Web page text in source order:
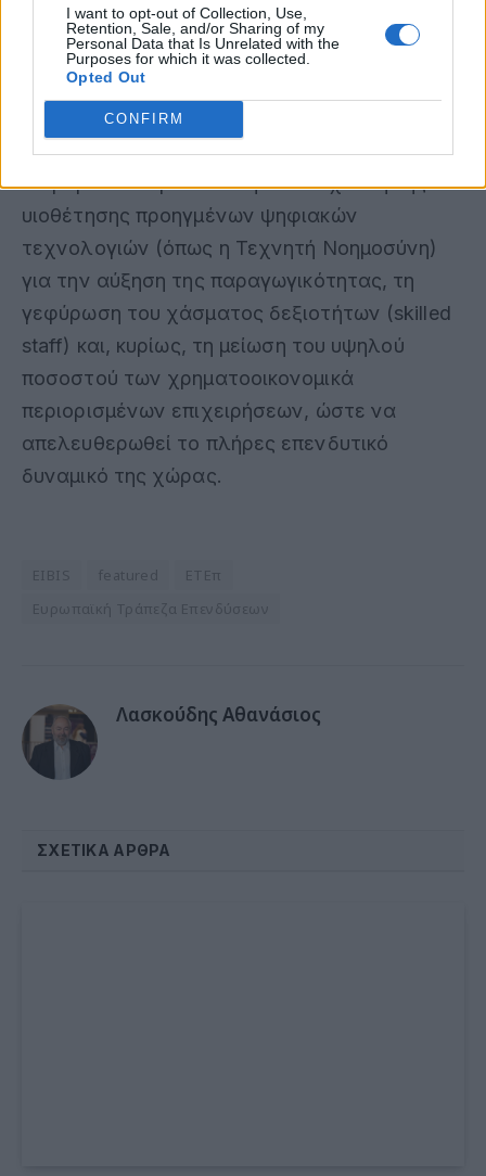
I want to opt-out of Collection, Use,
Retention, Sale, and/or Sharing of my
Personal Data that Is Unrelated with the
Purposes for which it was collected.
Opted Out
CONFIRM
στρατηγική της δέσμευση στην κλιματική
δράση.Ωστόσο, για να μετατρέψει η χώρα τη
θετική δυναμική των προσδοκιών σε
υψηλότερους ρυθμούς βιώσιμης ανάπτυξης,
είναι κρίσιμο να αντιμετωπίσει άμεσα τα
διαρθρωτικά εμπόδια: την επιτάχυνση της
υιοθέτησης προηγμένων ψηφιακών
τεχνολογιών (όπως η Τεχνητή Νοημοσύνη)
για την αύξηση της παραγωγικότητας, τη
γεφύρωση του χάσματος δεξιοτήτων (skilled
staff) και, κυρίως, τη μείωση του υψηλού
ποσοστού των χρηματοοικονομικά
περιορισμένων επιχειρήσεων, ώστε να
απελευθερωθεί το πλήρες επενδυτικό
δυναμικό της χώρας.
EIBIS featured
ΕΤΕπ
Ευρωπαϊκή Τράπεζα Επενδύσεων
Λασκούδης Αθανάσιος
ΣΧΕΤΙΚΆ ΆΡΘΡΑ